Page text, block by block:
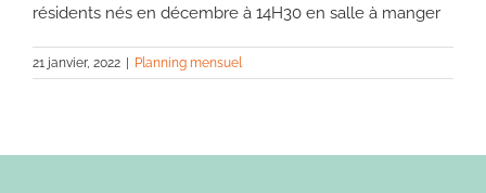
résidents nés en décembre à 14H30 en salle à manger
21 janvier, 2022 | Planning mensuel